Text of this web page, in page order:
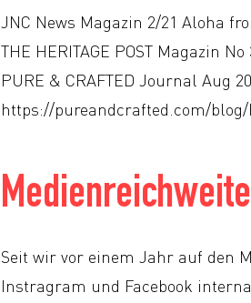
JNC News Magazin 2/21 Aloha
THE HERITAGE POST Magazin No
PURE & CRAFTED Journal Aug
https://pureandcrafted.com/
Medienreichweite
Seit wir vor einem Jahr auf den
Instragram und Facebook